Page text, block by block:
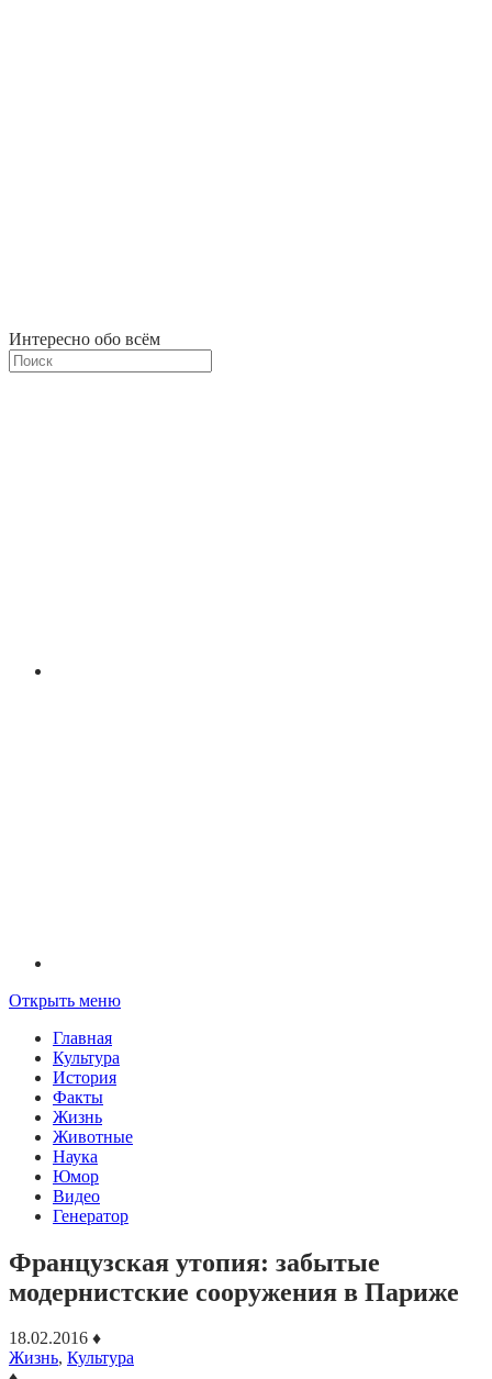
Интересно обо всём
Открыть меню
Главная
Культура
История
Факты
Жизнь
Животные
Наука
Юмор
Видео
Генератор
Французская утопия: забытые
модернистские сооружения в Париже
18.02.2016 ♦
Жизнь, Культура